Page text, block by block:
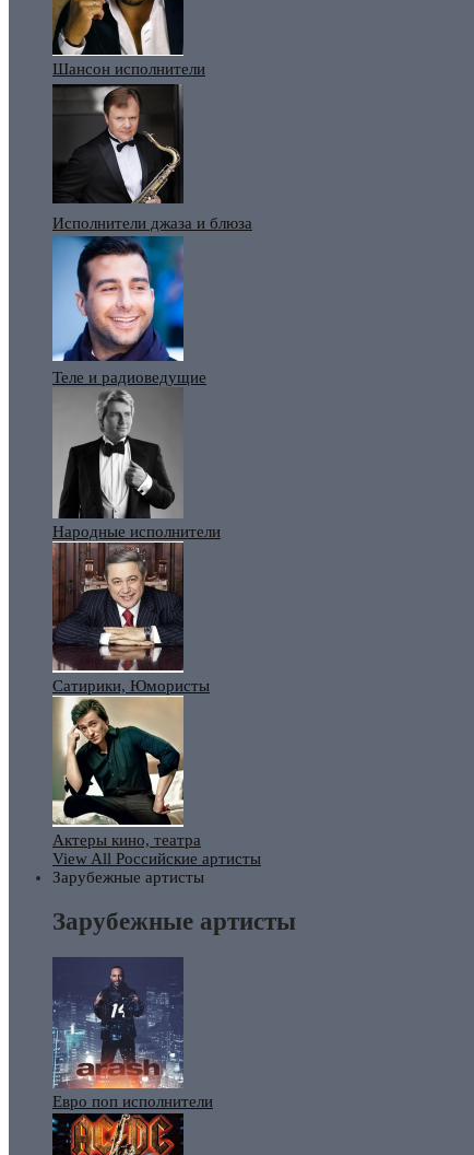
Шансон исполнители
Исполнители джаза и блюза
Теле и радиоведущие
Народные исполнители
Сатирики, Юмористы
Актеры кино, театра
View All Российские артисты
Зарубежные артисты
Зарубежные артисты
Евро поп исполнители